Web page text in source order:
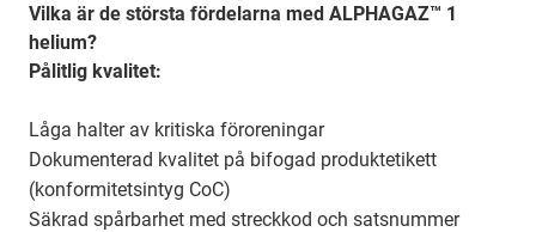
Vilka är de största fördelarna med ALPHAGAZ™ 1
helium?
Pålitlig kvalitet:
Låga halter av kritiska föroreningar
Dokumenterad kvalitet på bifogad produktetikett
(konformitetsintyg CoC)
Säkrad spårbarhet med streckkod och satsnummer